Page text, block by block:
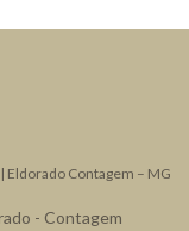
Eldorado Contagem – MG
- Contagem